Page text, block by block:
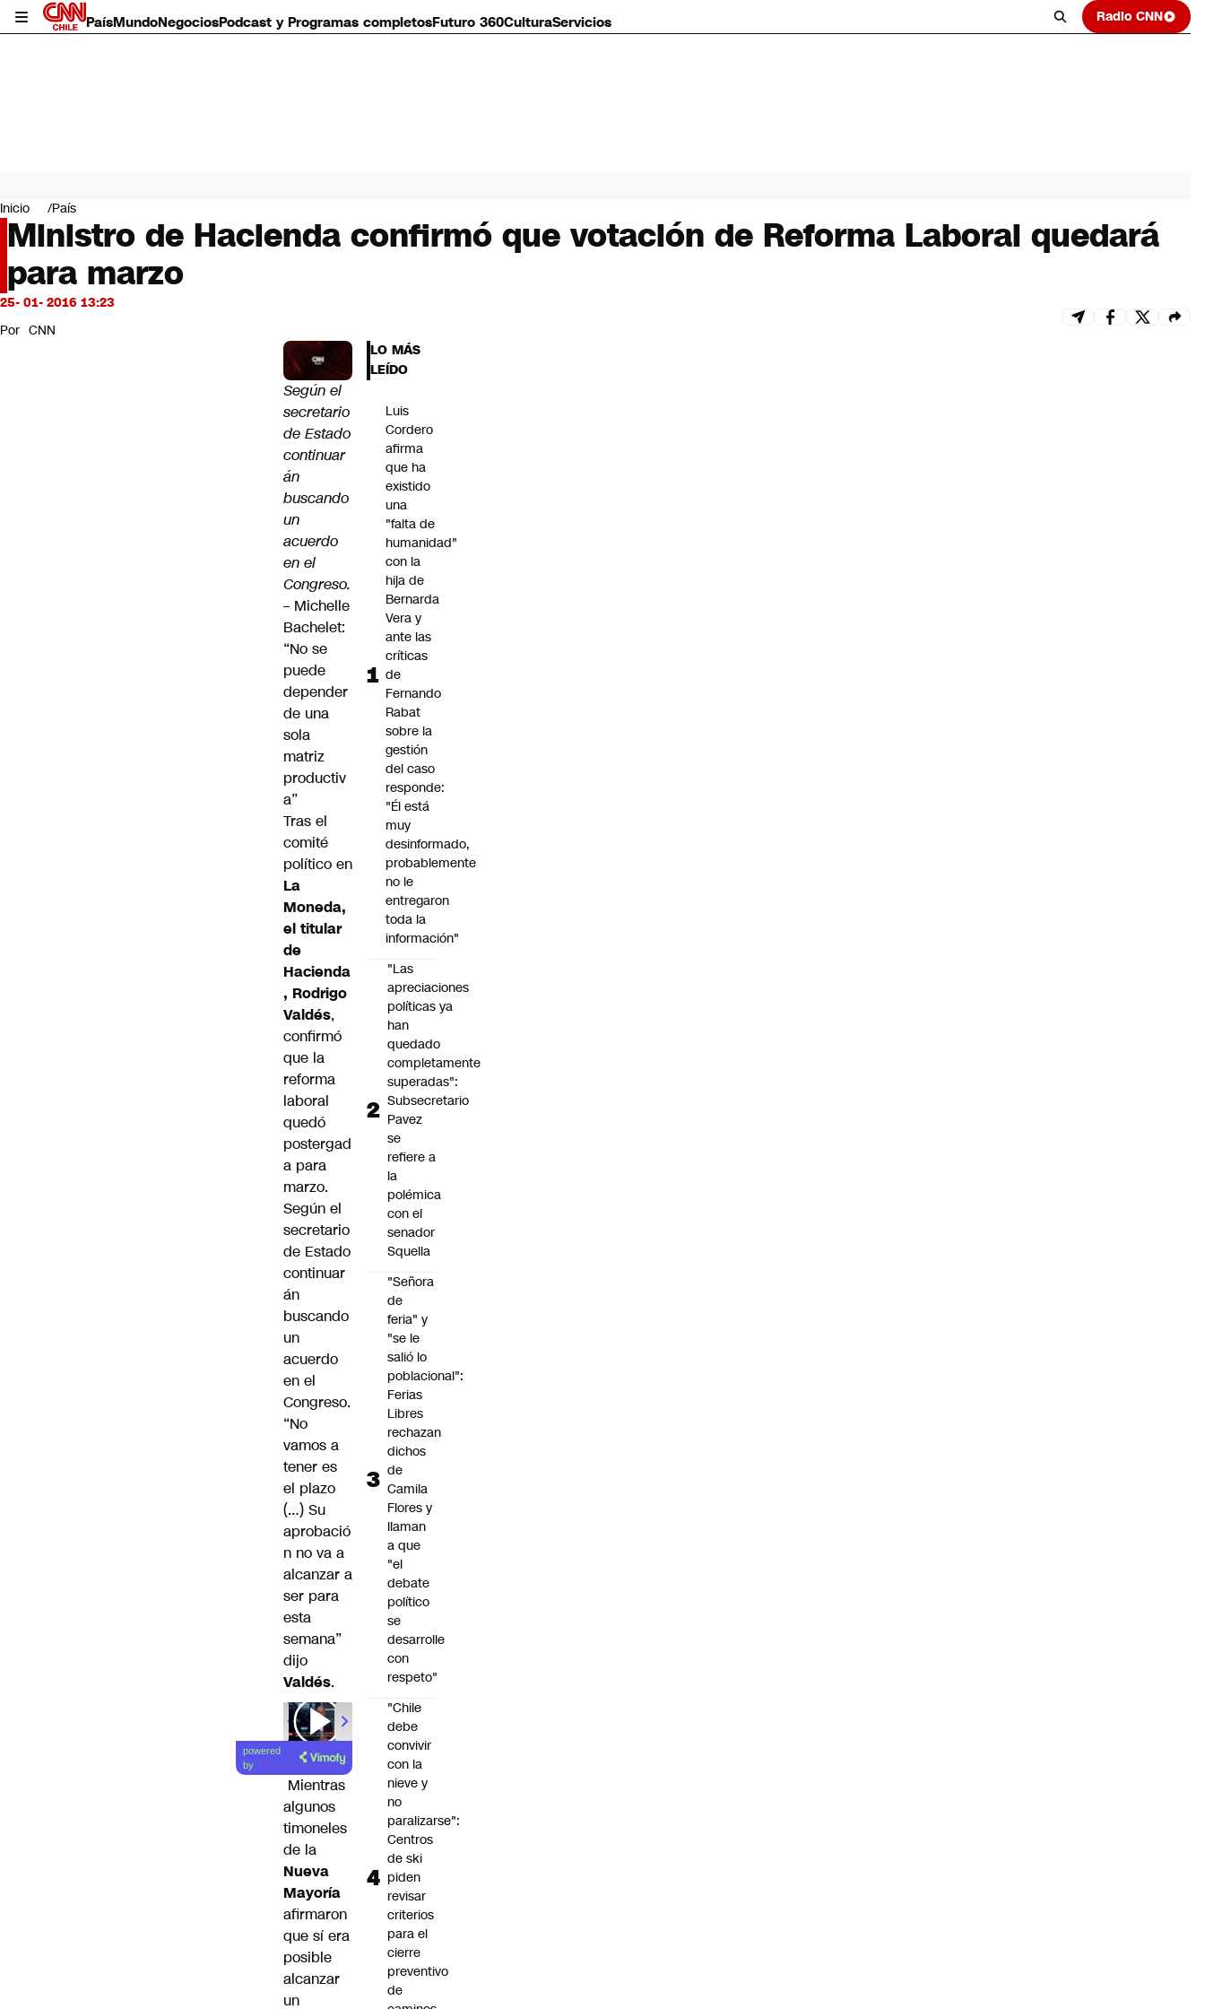
PaísMundoNegociosPodcast y Programas completosFuturo 360CulturaServicios Radio CNN
Mundo
Negocios
Deportes
Programas completos
Cultura
Servicios
Bits
CNN Data
Inicio País
Ministro de Hacienda confirmó que votación de Reforma Laboral quedará
para marzo
25- 01- 2016 13:23
Por CNN
Según el
secretario
de Estado
continuar
án
buscando
un
acuerdo
en el
Congreso.
– Michelle
Bachelet:
“No se
puede
depender
de una
sola
matriz
productiv
a”
Tras el
comité
político en
La
Moneda,
el titular
de
Hacienda
, Rodrigo
Valdés,
confirmó
que la
reforma
laboral
quedó
postergad
a para
marzo.
Según el
secretario
de Estado
continuar
án
buscando
un
acuerdo
en el
Congreso.
“No
vamos a
tener es
el plazo
(…) Su
aprobació
n no va a
alcanzar a
ser para
esta
semana”
dijo
Valdés.
01:00
powered
by
Mientras
algunos
timoneles
de la
Nueva
Mayoría
afirmaron
que sí era
posible
alcanzar
un
LO MÁS
LEÍDO
Luis
Cordero
afirma
que ha
existido
una
"falta de
humanidad"
con la
hija de
Bernarda
Vera y
ante las
críticas
de
Fernando
Rabat
sobre la
gestión
del caso
responde:
"Él está
muy
desinformado,
probablemente
no le
entregaron
toda la
información"
"Las
apreciaciones
políticas ya
han
quedado
completamente
superadas":
Subsecretario
Pavez
se
refiere a
la
polémica
con el
senador
Squella
"Señora
de
feria" y
"se le
salió lo
poblacional":
Ferias
Libres
rechazan
dichos
de
Camila
Flores y
llaman
a que
"el
debate
político
se
desarrolle
con
respeto"
"Chile
debe
convivir
con la
nieve y
no
paralizarse":
Centros
de ski
piden
revisar
criterios
para el
cierre
preventivo
de